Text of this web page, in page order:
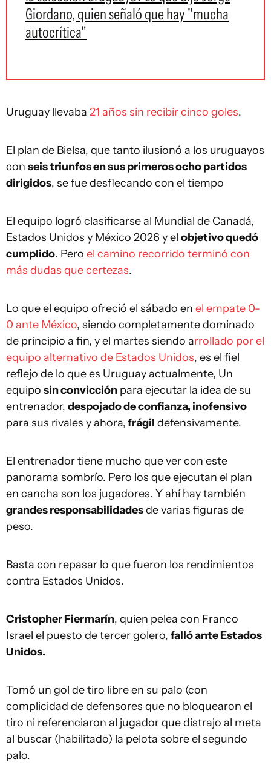
Giordano, quien señaló que hay "mucha
autocrítica"
Uruguay llevaba 21 años sin recibir cinco goles.
El plan de Bielsa, que tanto ilusionó a los uruguayos
con seis triunfos en sus primeros ocho partidos
dirigidos, se fue desflecando con el tiempo
El equipo logró clasificarse al Mundial de Canadá,
Estados Unidos y México 2026 y el objetivo quedó
cumplido. Pero el camino recorrido terminó con
más dudas que certezas.
Lo que el equipo ofreció el sábado en el empate 0-
0 ante México, siendo completamente dominado
de principio a fin, y el martes siendo arrollado por el
equipo alternativo de Estados Unidos, es el fiel
reflejo de lo que es Uruguay actualmente, Un
equipo sin convicción para ejecutar la idea de su
entrenador, despojado de confianza, inofensivo
para sus rivales y ahora,frágil defensivamente.
El entrenador tiene mucho que ver con este
panorama sombrío. Pero los que ejecutan el plan
en cancha son los jugadores. Y ahí hay también
grandes responsabilidadesde varias figuras de
peso.
Basta con repasar lo que fueron los rendimientos
contra Estados Unidos.
Cristopher Fiermarín, quien pelea con Franco
Israel el puesto de tercer golero, falló ante Estados
Unidos.
Tomó un gol de tiro libre en su palo (con
complicidad de defensores que no bloquearon el
tiro ni referenciaron al jugador que distrajo al meta
al buscar (habilitado) la pelota sobre el segundo
palo.